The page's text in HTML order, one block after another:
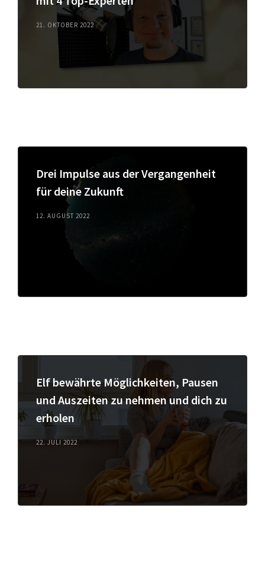
21. OKTOBER 2022
Drei Impulse aus der Vergangenheit
für deine Zukunft
12. AUGUST 2022
Elf bewährte Möglichkeiten, Pausen
und Auszeiten zu nehmen und dich zu
erholen
22. JULI 2022